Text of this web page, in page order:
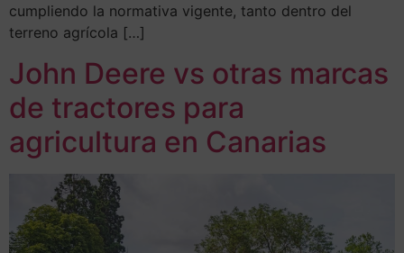
cumpliendo la normativa vigente, tanto dentro del
terreno agrícola […]
John Deere vs otras marcas
de tractores para
agricultura en Canarias